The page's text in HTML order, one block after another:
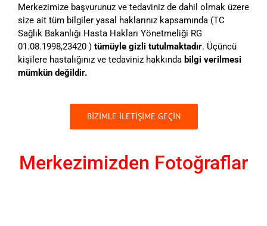
Merkezimize başvurunuz ve tedaviniz de dahil olmak üzere
size ait tüm bilgiler yasal haklarınız kapsamında (TC
Sağlık Bakanlığı Hasta Hakları Yönetmeliği RG
01.08.1998,23420 ) tümüyle gizli tutulmaktadır. Üçüncü
kişilere hastalığınız ve tedaviniz hakkında bilgi verilmesi
mümkün değildir.
BİZİMLE İLETİŞİME GEÇİN
Merkezimizden Fotoğraflar